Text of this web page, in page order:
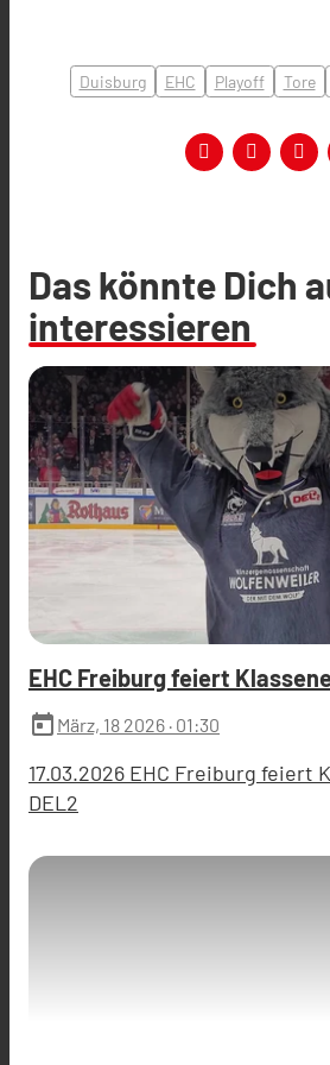
Duisburg EHC Playoff Tore
Das könnte Dich
interessieren
EHC Freiburg feiert
today März, 18 2026 · 01:30
17.03.2026 EHC Freiburg feiert
DEL2